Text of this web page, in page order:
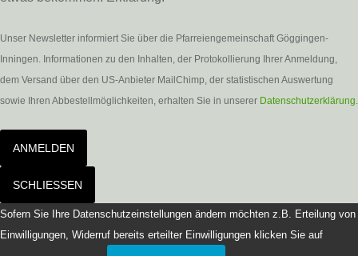
Unser Newsletter informiert Sie über die Pfarreiengemeinschaft Göggingen-
Inningen. Informationen zu den Inhalten, der Protokollierung Ihrer Anmeldung,
dem Versand über den US-Anbieter MailChimp, der statistischen Auswertung
sowie Ihren Abbestellmöglichkeiten, erhalten Sie in unserer Datenschutzerklärung.
ANMELDEN
SCHLIESSEN
Sofern Sie Ihre Datenschutzeinstellungen ändern möchten z.B. Erteilung von
Einwilligungen, Widerruf bereits erteilter Einwilligungen klicken Sie auf